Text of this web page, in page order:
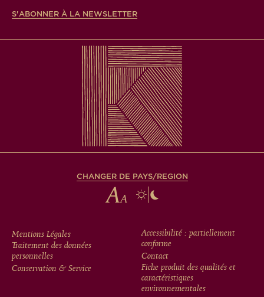
S'ABONNER À LA NEWSLETTER
CHANGER DE PAYS/REGION
FOOTER
MENU
Mentions Légales
Traitement des données
personnelles
Conservation & Service
Accessibilité : partiellement
conforme
Contact
Fiche produit des qualités et
caractéristiques
environnementales